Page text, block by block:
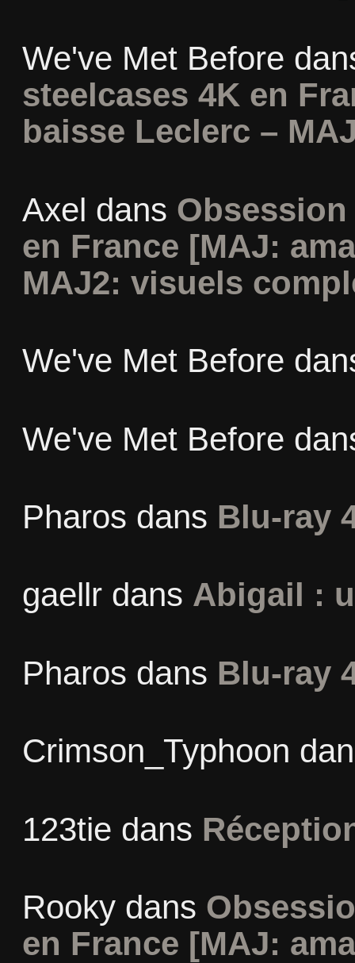
We've Met Before
steelcases 4K en
baisse Leclerc –
Axel dans
en France [MAJ:
MAJ2: visuels
We've Met Before
We've Met Before
Pharos dans Blu-ray
gaellrdans Abigail :
Pharos dans Blu-ray
Crimson_Typhoon
123tie dans
Rookydans
en France [MAJ: